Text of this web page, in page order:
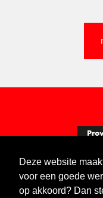
Deze website
voor een goede
op akkoord? Dan